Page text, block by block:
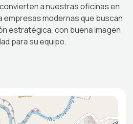
a nuestras oficinas en
empresas modernas que buscan
estratégica, con buena imagen
para su equipo.